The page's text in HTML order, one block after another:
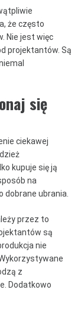
że często
Nie jest więc
projektantów. Są
się
ciekawej
kupuje się ją
na
dobrane ubrania.
przez to
są
nie
z
Dodatkowo